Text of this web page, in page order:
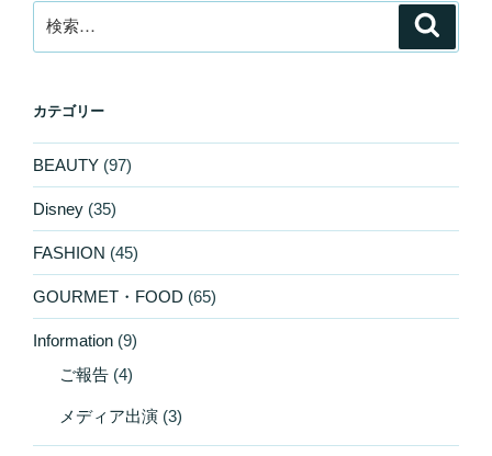
索:
カテゴリー
BEAUTY (97)
Disney (35)
FASHION (45)
GOURMET・FOOD (65)
Information (9)
ご報告 (4)
メディア出演 (3)